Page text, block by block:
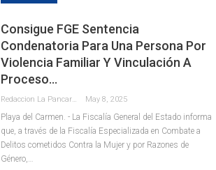
Consigue FGE Sentencia
Condenatoria Para Una Persona Por
Violencia Familiar Y Vinculación A
Proceso…
May 8, 2025
Playa del Carmen. - La Fiscalía General del Estado informa
que, a través de la Fiscalía Especializada en Combate a
Delitos cometidos Contra la Mujer y por Razones de
Género,